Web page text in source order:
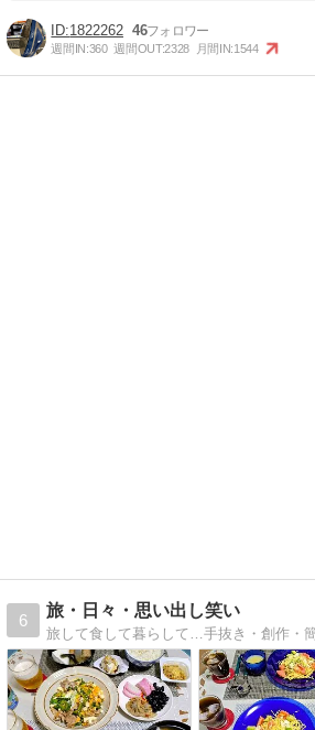
1822262 46
週間IN:360 週間OUT:2328 月間IN:1544
6
旅・日々・思い出し笑い